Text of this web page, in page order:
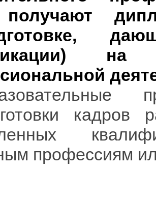
кадров
профессиям